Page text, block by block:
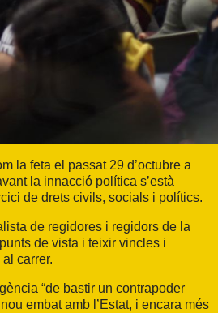
la feta el passat 29 d’octubre a
la innacció política s’està
de drets civils, socials i polítics.
de regidores i regidors de la
de vista i teixir vincles i
carrer.
“de bastir un contrapoder
embat amb l’Estat, i encara més